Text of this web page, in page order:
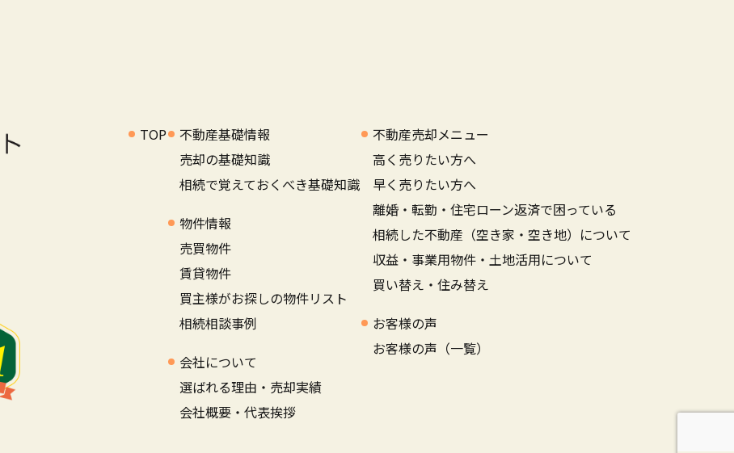
TOP
不動産基礎情報
売却の基礎知識
相続で覚えておくべき基礎知識
物件情報
売買物件
賃貸物件
買主様がお探しの物件リスト
相続相談事例
会社について
選ばれる理由・売却実績
会社概要・代表挨拶
不動産売却メニュー
高く売りたい方へ
早く売りたい方へ
離婚・転勤・住宅ローン返済で困っている
相続した不動産（空き家・空き地）について
収益・事業用物件・土地活用について
買い替え・住み替え
お客様の声
お客様の声（一覧）